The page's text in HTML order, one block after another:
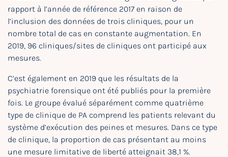
rapport à l’année de référence 2017 en raison de
l’inclusion des données de trois cliniques, pour un
nombre total de cas en constante augmentation. En
2019, 96 cliniques/sites de cliniques ont participé aux
mesures.
C’est également en 2019 que les résultats de la
psychiatrie forensique ont été publiés pour la première
fois. Le groupe évalué séparément comme quatrième
type de clinique de PA comprend les patients relevant du
système d’exécution des peines et mesures. Dans ce type
de clinique, la proportion de cas présentant au moins
une mesure limitative de liberté atteignait 38,1 %.